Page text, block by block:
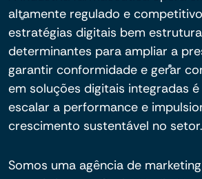
altamente regulado e
estratégias digitais bem
determinantes para ampliar a
garantir conformidade e gerar
em soluções digitais integradas
escalar a performance e
crescimento sustentável no setor.
Somos uma agência de